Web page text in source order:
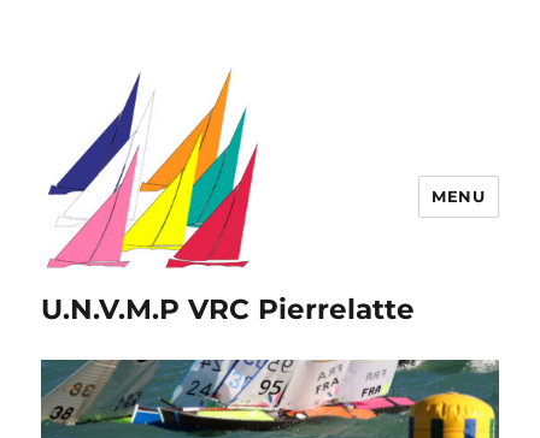
U.N.V.M.P VRC Pierrelatte
MENU